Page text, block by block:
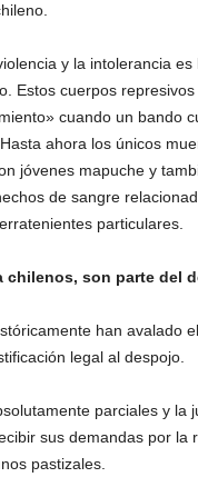
y la intolerancia
Estos cuerpos
cuando un bando
ahora los únicos
jóvenes mapuche y
de sangre
particulares.
son parte del
han avalado
legal al despojo.
parciales y la
sus demandas por la
pastizales.